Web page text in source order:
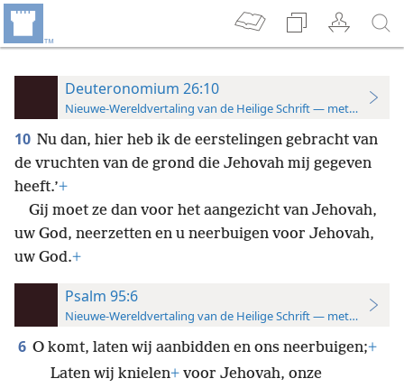
Deuteronomium 26:10
Nieuwe-Wereldvertaling van de Heilige Schrift — met
10 Nu dan, hier heb ik de eerstelingen gebracht van
de vruchten van de grond die Jehovah mij gegeven
heeft.’+
Gij moet ze dan voor het aangezicht van Jehovah,
uw God, neerzetten en u neerbuigen voor Jehovah,
uw God.+
Psalm 95:6
Nieuwe-Wereldvertaling van de Heilige Schrift — met
6 O komt, laten wij aanbidden en ons neerbuigen;+
Laten wij knielen+ voor Jehovah, onze